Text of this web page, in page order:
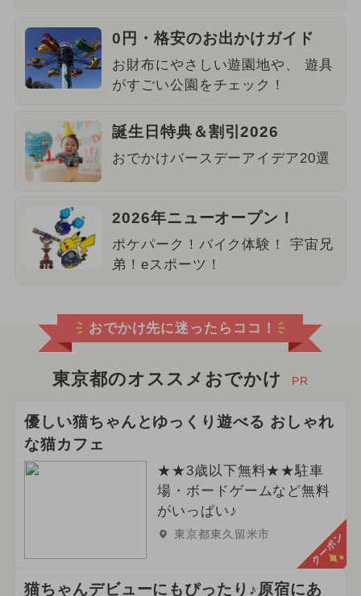
0円・格安のお出かけガイド
お財布にやさしい遊園地や、 遊具
がすごい公園をチェック！
誕生日特典＆割引2026
おでかけバースデーアイデア20選
2026年ニューオープン！
ポケパーク！バイク体験！ 宇宙兄
弟！eスポーツ！
おでかけ先に迷ったらココ！
東京都のオススメおでかけ PR
優しい猫ちゃんとゆっくり遊べる おしゃれ
な猫カフェ
★★3歳以下無料★★駐車
場・ボードゲームなど無料
がいっぱい♪
東京都東久留米市 クーポン
猫ちゃんデビューにもぴったり♪原宿にあ